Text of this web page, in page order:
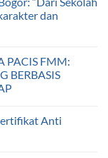
dan
PACIS FMM:
BERBASIS
Anti